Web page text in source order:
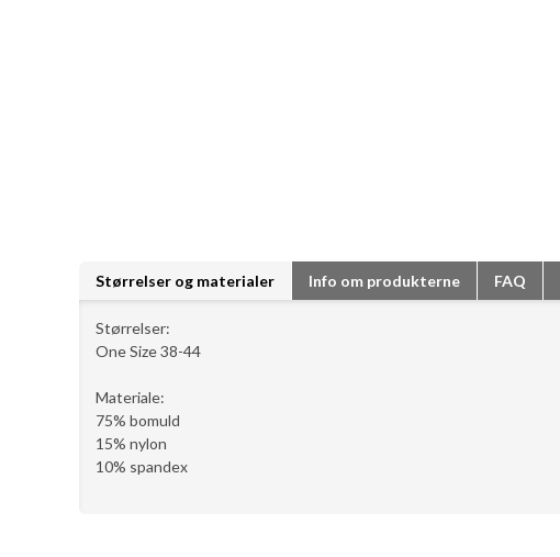
Størrelser og materialer Info om produkterne FAQ
Størrelser:
One Size 38-44
Materiale:
75% bomuld
15% nylon
10% spandex